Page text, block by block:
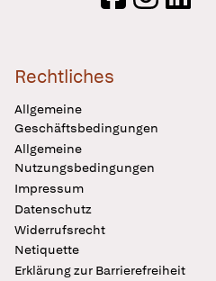
Rechtliches
Allgemeine
Geschäftsbedingungen
Allgemeine
Nutzungsbedingungen
Impressum
Datenschutz
Widerrufsrecht
Netiquette
Erklärung zur Barrierefreiheit